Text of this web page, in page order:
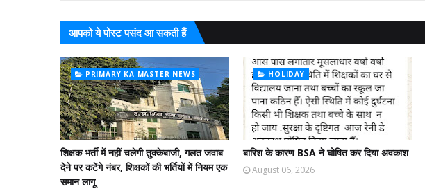
आपको ये पोस्ट पसंद आ सकती हैं
PRIMARY KA MASTER NEWS
शिक्षक भर्ती में नहीं चलेगी तुक्केबाजी, गलत जवाब
देने पर कटेंगे नंबर, शिक्षकों की भर्तियों में नियम एक
समान लागू
HOLIDAY
बारिश के कारण BSA ने घोषित कर दिया अवकाश
August 06, 2026